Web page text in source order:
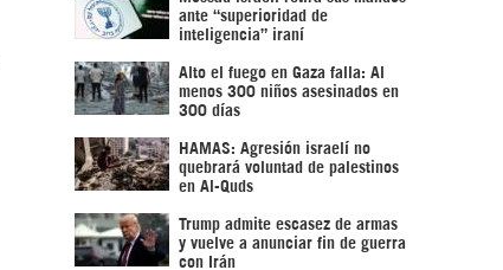
ante “superioridad de
inteligencia” iraní
Alto el fuego en Gaza falla: Al
menos 300 niños asesinados en
300 días
HAMAS: Agresión israelí no
quebrará voluntad de palestinos
en Al-Quds
Trump admite escasez de armas
y vuelve a anunciar fin de guerra
con Irán